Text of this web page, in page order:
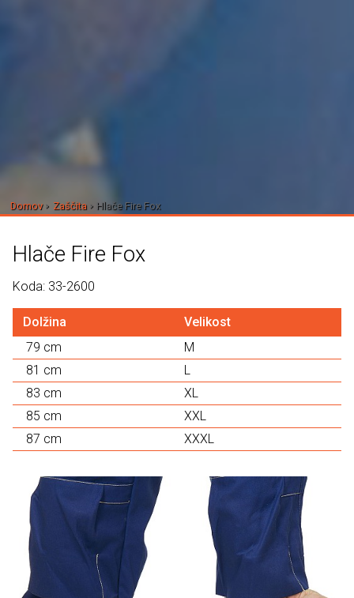
Domov Zaščita Hlače Fire Fox
Hlače Fire Fox
Koda: 33-2600
Dolžina
Velikost
79 cm
M
81 cm
L
83 cm
XL
85 cm
XXL
87 cm
XXXL